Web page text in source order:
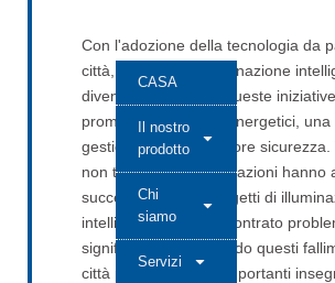
CASA
Il nostro
prodotto
Chi
siamo
Servizi
Con l'adozione della tecnologia da
città, i progetti di illuminazione
diventati essenziali. Queste iniziative
promettono risparmi energetici, una
gestione e una maggiore sicurezza.
non tutte le implementazioni hanno
successo. Diversi progetti di
intelligente hanno riscontrato
significativi. Esaminando questi
città possono trarre importanti